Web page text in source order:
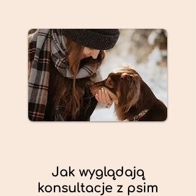
Jak wyglądają
konsultacje z psim